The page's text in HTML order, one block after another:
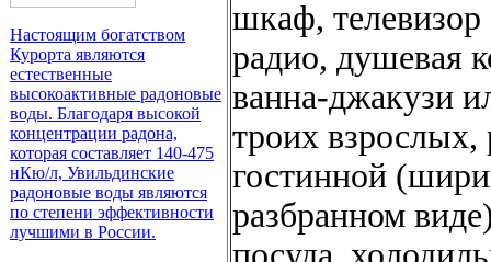
Настоящим богатством
Курорта являются
естественные
высокоактивные радоновые
воды. Благодаря высокой
концентрации радона,
которая составляет 140-475
нКю/л, Увильдинские
радоновые воды являются
по степени эффективности
лучшими в России.
шкаф, телевизор
радио, душевая
ванна-джакузи
троих взрослых,
гостинной
разбранном